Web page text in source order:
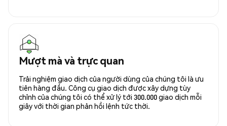
Mượt mà và trực quan
Trải nghiệm giao dịch của người dùng của chúng tôi là ưu
tiên hàng đầu. Công cụ giao dịch được xây dựng tùy
chỉnh của chúng tôi có thể xử lý tới 300.000 giao dịch mỗi
giây với thời gian phản hồi lệnh tức thời.